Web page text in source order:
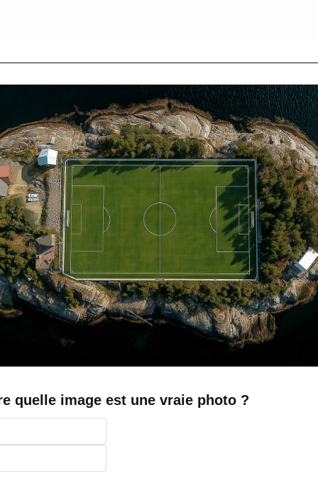
quelle image est une vraie photo ?